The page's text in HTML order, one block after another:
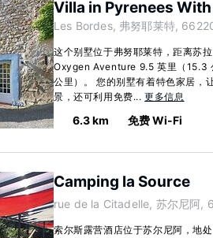
Villa in Pyrenees
Les Bordes, 弗努耶莱特,
这个别墅位于弗努耶莱特，距离苏
Oxygen Aventure 9.5 英里（15.3
公里）。 您的别墅有着特色家居，
景，还可利用免费...更多信息
6.3 km 免费 Wi-Fi
Camping la Source
rue de la Citadelle, 苏尔尼阿,
索尔斯露营酒店位于苏尔尼阿，地